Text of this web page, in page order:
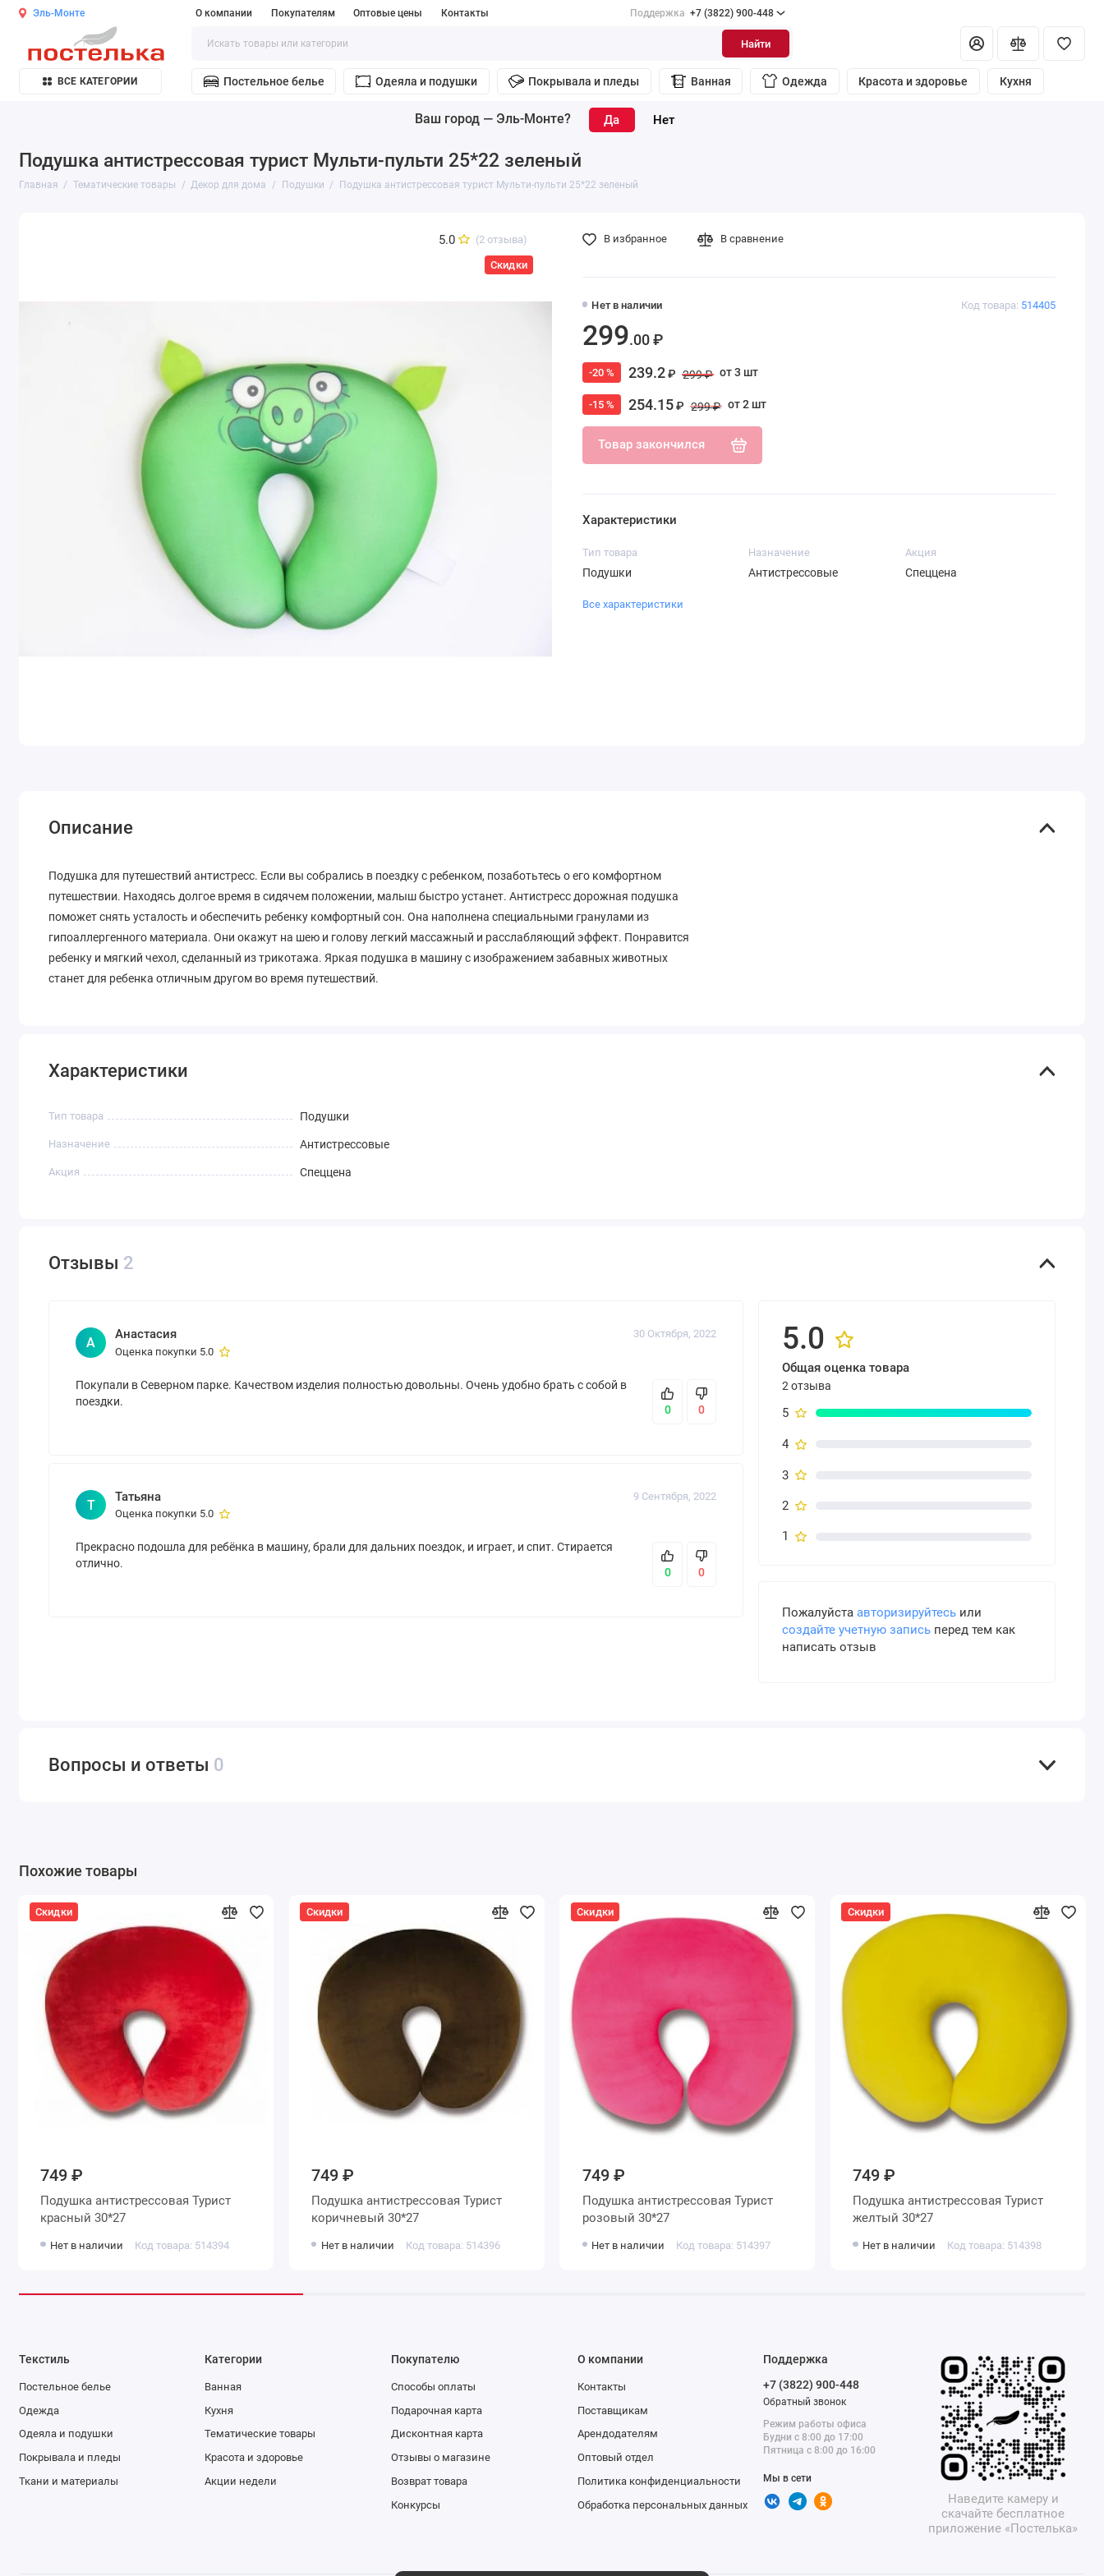
Эль-Монте О компании Покупателям Оптовые цены Контакты Поддержка +7 (3822) 900-448
Найти
ВСЕ КАТЕГОРИИ Постельное белье Одеяла и подушки Покрывала и пледы Ванная Одежда Красота и здоровье Кухня
Ваш город — Эль-Монте?
Подушка антистрессовая турист Мульти-пульти 25*22 зеленый
Главная Тематические товары Декор для дома Подушки Подушка антистрессовая турист Мульти-пульти 25*22 зеленый
5.0 (2 отзыва)
Скидки
Код товара: 514405
Нет в наличии
299.00 ₽
-20 % 239.2₽ 299 ₽ от 3 шт
-15 % 254.15₽ 299 ₽ от 2 шт
Товар закончился
В избранное В сравнение
Характеристики
Тип товара
Подушки
Назначение
Антистрессовые
Акция
Спеццена
Все характеристики
Описание
Подушка для путешествий антистресс. Если вы собрались в поездку с ребенком, позаботьтесь о его комфортном
путешествии. Находясь долгое время в сидячем положении, малыш быстро устанет. Антистресс дорожная подушка
поможет снять усталость и обеспечить ребенку комфортный сон. Она наполнена специальными гранулами из
гипоаллергенного материала. Они окажут на шею и голову легкий массажный и расслабляющий эффект. Понравится
ребенку и мягкий чехол, сделанный из трикотажа. Яркая подушка в машину с изображением забавных животных
станет для ребенка отличным другом во время путешествий.
Характеристики
Тип товара Подушки
Назначение Антистрессовые
Акция Спеццена
Отзывы 2
А
Анастасия
Оценка покупки 5.0
30 Октября, 2022
Покупали в Северном парке. Качеством изделия полностью довольны. Очень удобно брать с собой в
поездки.
0 0
Т
Татьяна
Оценка покупки 5.0
9 Сентября, 2022
Прекрасно подошла для ребёнка в машину, брали для дальних поездок, и играет, и спит. Стирается
отлично.
0 0
5.0
Общая оценка товара
2 отзыва
5
4
3
2
1
Пожалуйста авторизируйтесьили
создайте учетную записьперед тем как
написать отзыв
Вопросы и ответы 0
Похожие товары
Скидки
749 ₽
Подушка антистрессовая Турист
красный 30*27
Нет в наличии Код товара: 514394
Скидки
749 ₽
Подушка антистрессовая Турист
коричневый 30*27
Нет в наличии Код товара: 514396
Скидки
749 ₽
Подушка антистрессовая Турист
розовый 30*27
Нет в наличии Код товара: 514397
Скидки
749 ₽
Подушка антистрессовая Турист
желтый 30*27
Нет в наличии Код товара: 514398
Текстиль
Постельное белье
Одежда
Одеяла и подушки
Покрывала и пледы
Ткани и материалы
Категории
Ванная
Кухня
Тематические товары
Красота и здоровье
Акции недели
Покупателю
Способы оплаты
Подарочная карта
Дисконтная карта
Отзывы о магазине
Возврат товара
Конкурсы
О компании
Контакты
Поставщикам
Арендодателям
Оптовый отдел
Политика конфиденциальности
Обработка персональных данных
Поддержка
+7 (3822) 900-448
Обратный звонок
Режим работы офиса
Будни с 8:00 до 17:00
Пятница с 8:00 до 16:00
Мы в сети
Наведите камеру и
скачайте бесплатное
приложение «Постелька»